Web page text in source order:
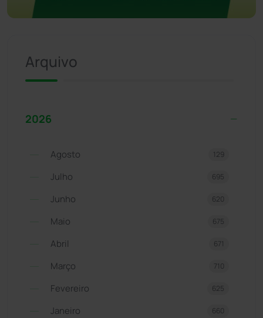
Arquivo
2026
Agosto 129
Julho 695
Junho 620
Maio 675
Abril 671
Março 710
Fevereiro 625
Janeiro 660